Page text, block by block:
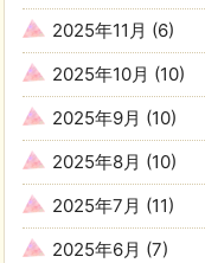
2025年11月 (6)
2025年10月 (10)
2025年9月 (10)
2025年8月 (10)
2025年7月 (11)
2025年6月 (7)